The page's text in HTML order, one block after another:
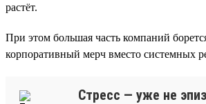
растёт.
При этом большая часть компаний
корпоративный мерч вместо системных
Стресс — уже не